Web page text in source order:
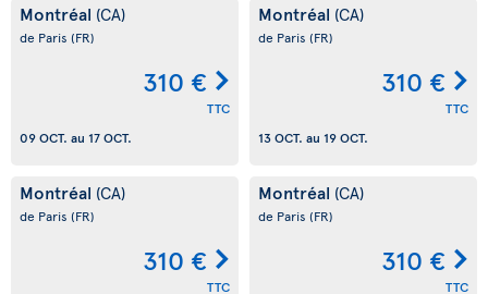
Montréal (CA)
de Paris (FR)
310 €
TTC
09 OCT. au 17 OCT.
Montréal (CA)
de Paris (FR)
310 €
TTC
13 OCT. au 19 OCT.
Montréal (CA)
de Paris (FR)
310 €
TTC
Montréal (CA)
de Paris (FR)
310 €
TTC